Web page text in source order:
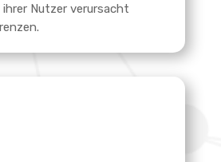
Nutzer verursacht